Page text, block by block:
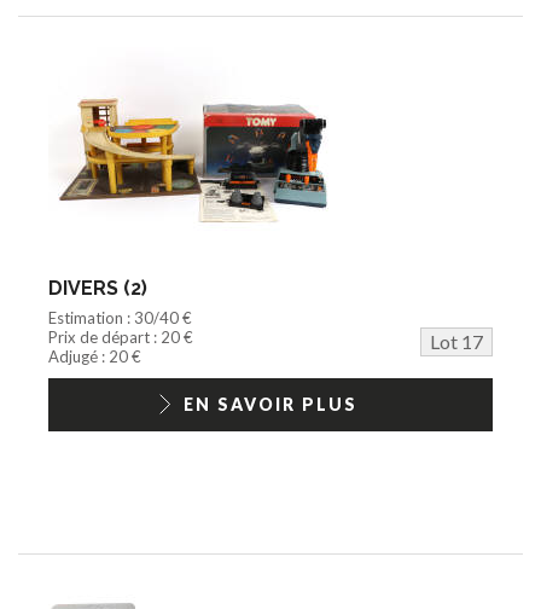
DIVERS (2)
Estimation : 30/40 €
Prix de départ : 20 €
Lot 17
Adjugé : 20 €
EN SAVOIR PLUS